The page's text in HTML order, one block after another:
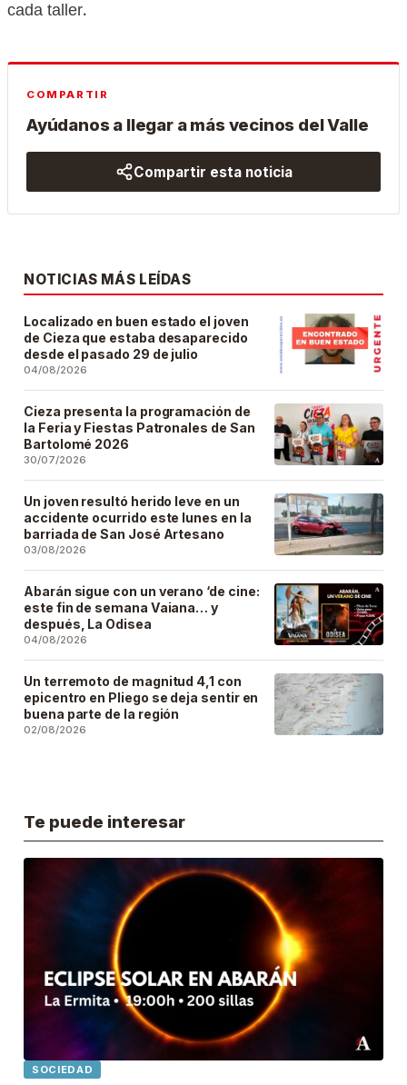
cada taller.
COMPARTIR
Ayúdanos a llegar a más vecinos del Valle
Compartir esta noticia
NOTICIAS MÁS LEÍDAS
Localizado en buen estado el joven
de Cieza que estaba desaparecido
desde el pasado 29 de julio
04/08/2026
Cieza presenta la programación de
la Feria y Fiestas Patronales de San
Bartolomé 2026
30/07/2026
Un joven resultó herido leve en un
accidente ocurrido este lunes en la
barriada de San José Artesano
03/08/2026
Abarán sigue con un verano ‘de cine:
este fin de semana Vaiana… y
después, La Odisea
04/08/2026
Un terremoto de magnitud 4,1 con
epicentro en Pliego se deja sentir en
buena parte de la región
02/08/2026
Te puede interesar
SOCIEDAD